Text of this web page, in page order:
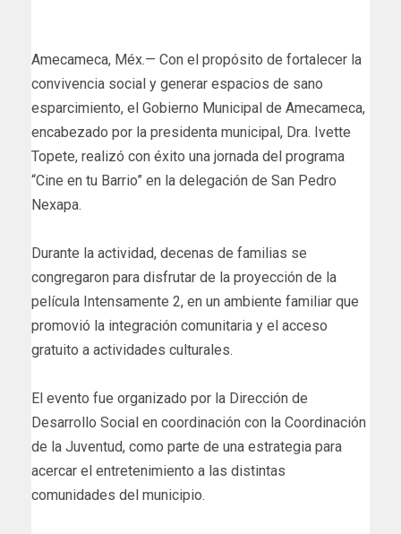
Amecameca, Méx.— Con el propósito de fortalecer la
convivencia social y generar espacios de sano
esparcimiento, el Gobierno Municipal de Amecameca,
encabezado por la presidenta municipal, Dra. Ivette
Topete, realizó con éxito una jornada del programa
“Cine en tu Barrio” en la delegación de San Pedro
Nexapa.
Durante la actividad, decenas de familias se
congregaron para disfrutar de la proyección de la
película Intensamente 2, en un ambiente familiar que
promovió la integración comunitaria y el acceso
gratuito a actividades culturales.
El evento fue organizado por la Dirección de
Desarrollo Social en coordinación con la Coordinación
de la Juventud, como parte de una estrategia para
acercar el entretenimiento a las distintas
comunidades del municipio.